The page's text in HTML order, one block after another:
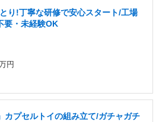
り!丁寧な研修で安心スタート/工場
要・未経験OK
円
カプセルトイの組み立て/ガチャガチ